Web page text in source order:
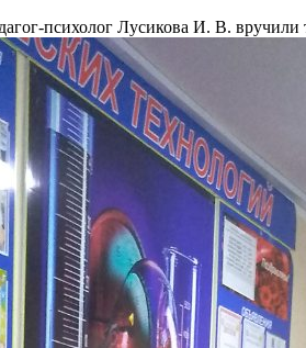
психолог Лусикова И. В. вручили